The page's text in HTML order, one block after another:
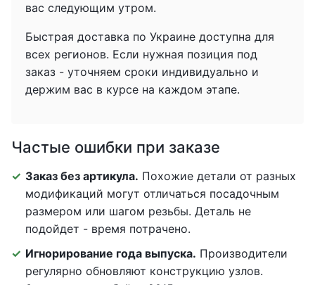
вас следующим утром.
Быстрая доставка по Украине доступна для
всех регионов. Если нужная позиция под
заказ - уточняем сроки индивидуально и
держим вас в курсе на каждом этапе.
Частые ошибки при заказе
Заказ без артикула. Похожие детали от разных
модификаций могут отличаться посадочным
размером или шагом резьбы. Деталь не
подойдет - время потрачено.
Игнорирование года выпуска. Производители
регулярно обновляют конструкцию узлов.